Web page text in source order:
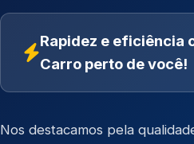
Rapidez e eficiência
Carro perto de você!
Nos destacamos pela